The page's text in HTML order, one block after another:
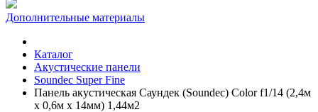
Дополнительные материалы
Каталог
Акустические панели
Soundec Super Fine
Панель акустическая Саундек (Soundec) Color f1/14 (2,4м
x 0,6м х 14мм) 1,44м2